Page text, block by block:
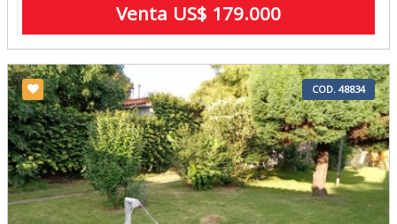
Venta US$ 179.000
COD. 48834